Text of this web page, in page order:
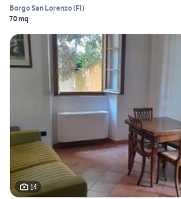
Borgo San Lorenzo(FI)
70 mq
14